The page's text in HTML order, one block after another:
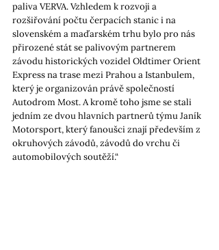
paliva VERVA. Vzhledem k rozvoji a
rozšiřování počtu čerpacích stanic i na
slovenském a maďarském trhu bylo pro nás
přirozené stát se palivovým partnerem
závodu historických vozidel Oldtimer Orient
Express na trase mezi Prahou a Istanbulem,
který je organizován právě společností
Autodrom Most. A kromě toho jsme se stali
jedním ze dvou hlavních partnerů týmu Janík
Motorsport, který fanoušci znají především z
okruhových závodů, závodů do vrchu či
automobilových soutěží.“